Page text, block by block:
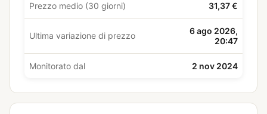
Prezzo medio (30 giorni) 31,37 €
Ultima variazione di prezzo
6 ago 2026,
20:47
Monitorato dal 2 nov 2024